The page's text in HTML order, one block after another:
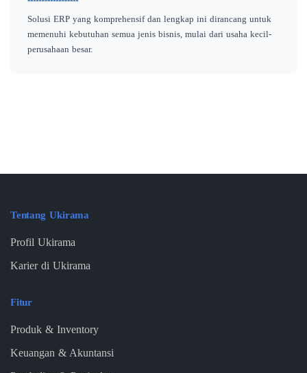
Solusi ERP yang komprehensif dan lengkap ini dirancang untuk
memenuhi kebutuhan semua jenis bisnis, mulai dari usaha kecil-
perusahaan besar.
Tentang Ukirama
Profil Ukirama
Karier di Ukirama
Fitur
Produk & Inventory
Keuangan & Akuntansi